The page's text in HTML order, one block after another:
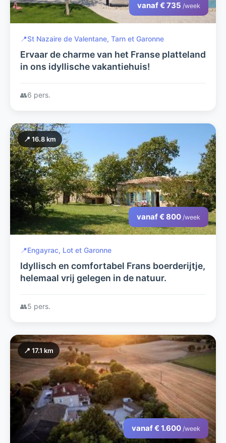
vanaf € 735 /week
📍St Nazaire de Valentane, Tarn et Garonne
Ervaar de charme van het Franse platteland
in ons idyllische vakantiehuis!
👥6 pers.
📍 16.8 km
vanaf € 800 /week
📍Engayrac, Lot et Garonne
Idyllisch en comfortabel Frans boerderijtje,
helemaal vrij gelegen in de natuur.
👥5 pers.
📍 17.1 km
vanaf € 1.600 /week